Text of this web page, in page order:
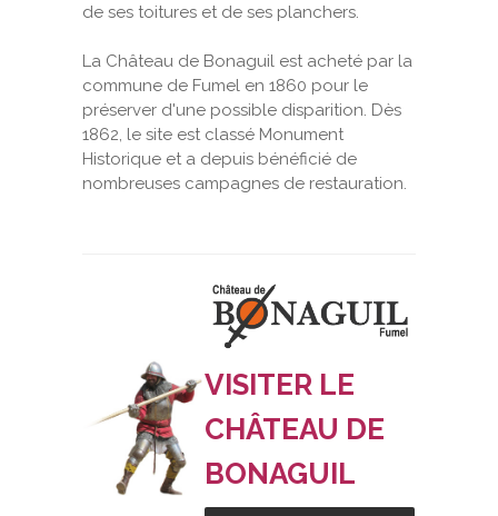
de ses toitures et de ses planchers.
La Château de Bonaguil est acheté par la
commune de Fumel en 1860 pour le
préserver d'une possible disparition. Dès
1862, le site est classé Monument
Historique et a depuis bénéficié de
nombreuses campagnes de restauration.
VISITER LE
CHÂTEAU DE
BONAGUIL